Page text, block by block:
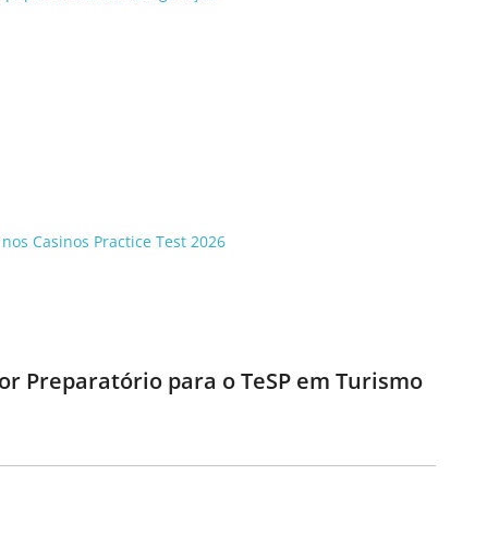
Casinos Practice Test 2026
Preparatório para o TeSP em Turismo